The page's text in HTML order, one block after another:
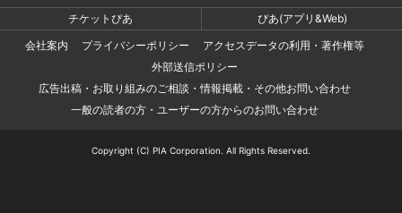
チケットぴあ
ぴあ(アプリ&Web)
会社案内
プライバシーポリシー
アクセスデータの利用・著作権等
外部送信ポリシー
広告出稿・お取り組みのご相談・情報掲載・その他お問い合わせ
一般の読者の方・ユーザーの方からのお問い合わせ
Copyright (C) PIA Corporation. All Rights Reserved.